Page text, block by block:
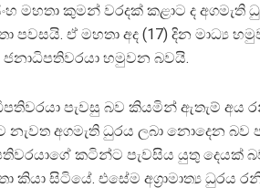
මහතා කුමන් වරදක් කළාට ද අගමැති
පවසයි. ඒ මහතා අද (17) දින මාධ්‍ය
හමුවන බවයි.
පැවසු බව කියමින් ඇතැම් අය
නැවත අගමැති ධුරය ලබා නොදෙන බව
කටින්ට පැවසිය යුතු දෙයක්
කියා සිටියේ. එසේම අග්‍රාමාත්‍ය ධුරය